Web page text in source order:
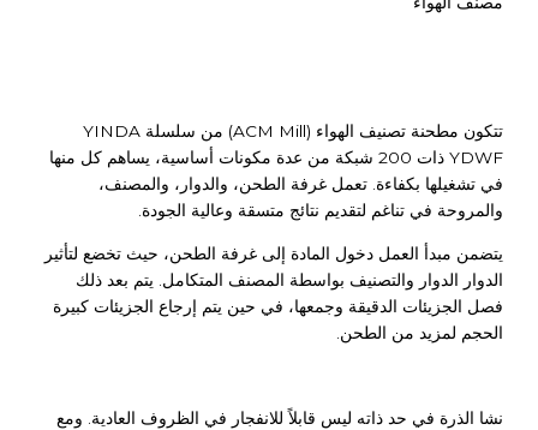
تتكون مطحنة تصنيف الهواء (ACM Mill) من سلسلة YINDA
YDWF ذات 200 شبكة من عدة مكونات أساسية، يساهم كل منها
في تشغيلها بكفاءة. تعمل غرفة الطحن، والدوار، والمصنف،
والمروحة في تناغم لتقديم نتائج متسقة وعالية الجودة.
يتضمن مبدأ العمل دخول المادة إلى غرفة الطحن، حيث تخضع لتأثير
الدوار الدوار والتصنيف بواسطة المصنف المتكامل. يتم بعد ذلك
فصل الجزيئات الدقيقة وجمعها، في حين يتم إرجاع الجزيئات كبيرة
الحجم لمزيد من الطحن.
نشا الذرة في حد ذاته ليس قابلاً للانفجار في الظروف العادية. ومع